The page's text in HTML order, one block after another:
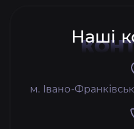
Наші
м. Івано-